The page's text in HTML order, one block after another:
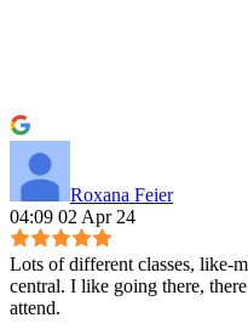
Roxana Feier
04:09 02 Apr 24
Lots of different classes, like-
central. I like going there,
attend.